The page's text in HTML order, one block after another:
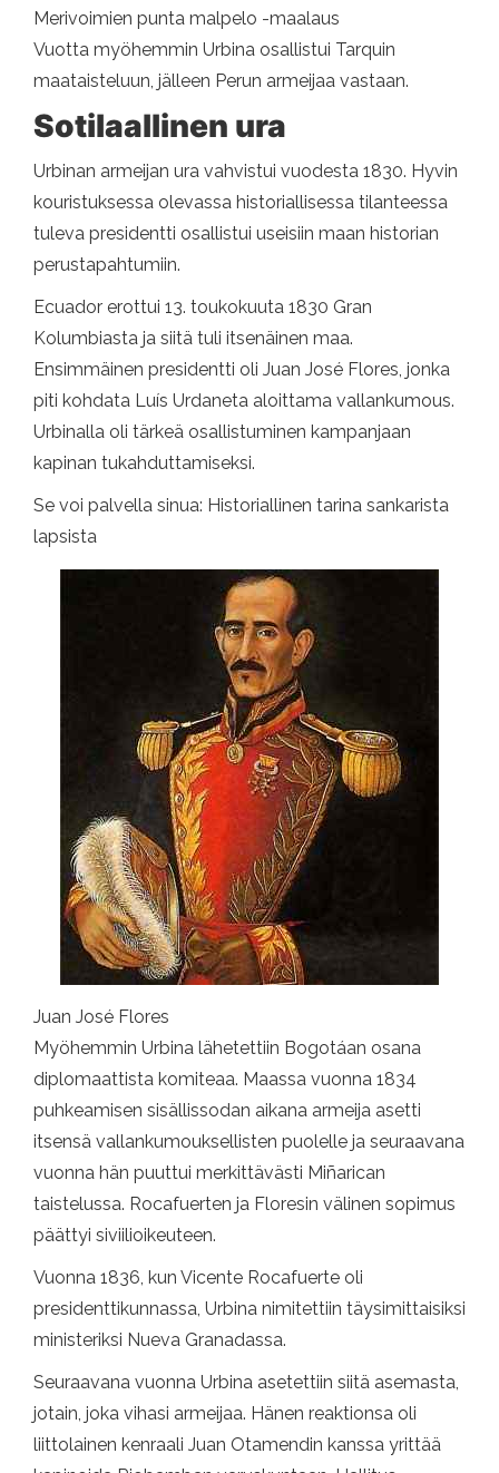
Merivoimien punta malpelo -maalaus
Vuotta myöhemmin Urbina osallistui Tarquin
maataisteluun, jälleen Perun armeijaa vastaan.
Sotilaallinen ura
Urbinan armeijan ura vahvistui vuodesta 1830. Hyvin
kouristuksessa olevassa historiallisessa tilanteessa
tuleva presidentti osallistui useisiin maan historian
perustapahtumiin.
Ecuador erottui 13. toukokuuta 1830 Gran
Kolumbiasta ja siitä tuli itsenäinen maa.
Ensimmäinen presidentti oli Juan José Flores, jonka
piti kohdata Luís Urdaneta aloittama vallankumous.
Urbinalla oli tärkeä osallistuminen kampanjaan
kapinan tukahduttamiseksi.
Se voi palvella sinua: Historiallinen tarina sankarista
lapsista
Juan José Flores
Myöhemmin Urbina lähetettiin Bogotáan osana
diplomaattista komiteaa. Maassa vuonna 1834
puhkeamisen sisällissodan aikana armeija asetti
itsensä vallankumouksellisten puolelle ja seuraavana
vuonna hän puuttui merkittävästi Miñarican
taistelussa. Rocafuerten ja Floresin välinen sopimus
päättyi siviilioikeuteen.
Vuonna 1836, kun Vicente Rocafuerte oli
presidenttikunnassa, Urbina nimitettiin täysimittaisiksi
ministeriksi Nueva Granadassa.
Seuraavana vuonna Urbina asetettiin siitä asemasta,
jotain, joka vihasi armeijaa. Hänen reaktionsa oli
liittolainen kenraali Juan Otamendin kanssa yrittää